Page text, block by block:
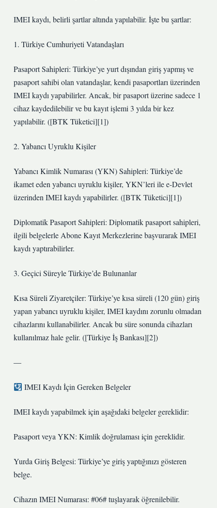
IMEI kaydı, belirli şartlar altında yapılabilir. İşte bu şartlar:
1. Türkiye Cumhuriyeti Vatandaşları
Pasaport Sahipleri: Türkiye’ye yurt dışından giriş yapmış ve
pasaport sahibi olan vatandaşlar, kendi pasaportları üzerinden
IMEI kaydı yapabilirler. Ancak, bir pasaport üzerine sadece 1
cihaz kaydedilebilir ve bu kayıt işlemi 3 yılda bir kez
yapılabilir. ([BTK Tüketici][1])
2. Yabancı Uyruklu Kişiler
Yabancı Kimlik Numarası (YKN) Sahipleri: Türkiye’de
ikamet eden yabancı uyruklu kişiler, YKN’leri ile e-Devlet
üzerinden IMEI kaydı yapabilirler. ([BTK Tüketici][1])
Diplomatik Pasaport Sahipleri: Diplomatik pasaport sahipleri,
ilgili belgelerle Abone Kayıt Merkezlerine başvurarak IMEI
kaydı yaptırabilirler.
3. Geçici Süreyle Türkiye’de Bulunanlar
Kısa Süreli Ziyaretçiler: Türkiye’ye kısa süreli (120 gün) giriş
yapan yabancı uyruklu kişiler, IMEI kaydını zorunlu olmadan
cihazlarını kullanabilirler. Ancak bu süre sonunda cihazları
kullanılmaz hale gelir. ([Türkiye İş Bankası][2])
—
IMEI Kaydı İçin Gereken Belgeler
IMEI kaydı yapabilmek için aşağıdaki belgeler gereklidir:
Pasaport veya YKN: Kimlik doğrulaması için gereklidir.
Yurda Giriş Belgesi: Türkiye’ye giriş yaptığınızı gösteren
belge.
Cihazın IMEI Numarası: #06# tuşlayarak öğrenilebilir.